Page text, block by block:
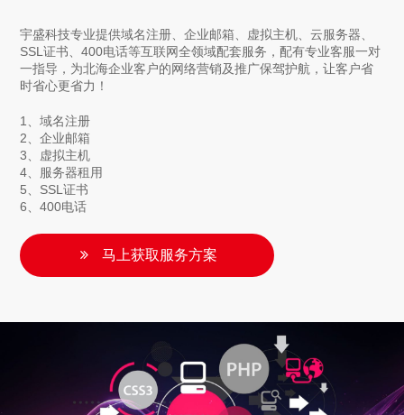
宇盛科技专业提供域名注册、企业邮箱、虚拟主机、云服务器、
SSL证书、400电话等互联网全领域配套服务，配有专业客服一对
一指导，为北海企业客户的网络营销及推广保驾护航，让客户省
时省心更省力！
1、域名注册
2、企业邮箱
3、虚拟主机
4、服务器租用
5、SSL证书
6、400电话
马上获取服务方案